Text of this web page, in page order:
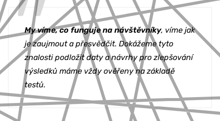
My víme, co funguje na návštěvníky, víme jak
je zaujmout a přesvědčit. Dokážeme tyto
znalosti podložit daty a návrhy pro zlepšování
výsledků máme vždy ověřeny na základě
testů.